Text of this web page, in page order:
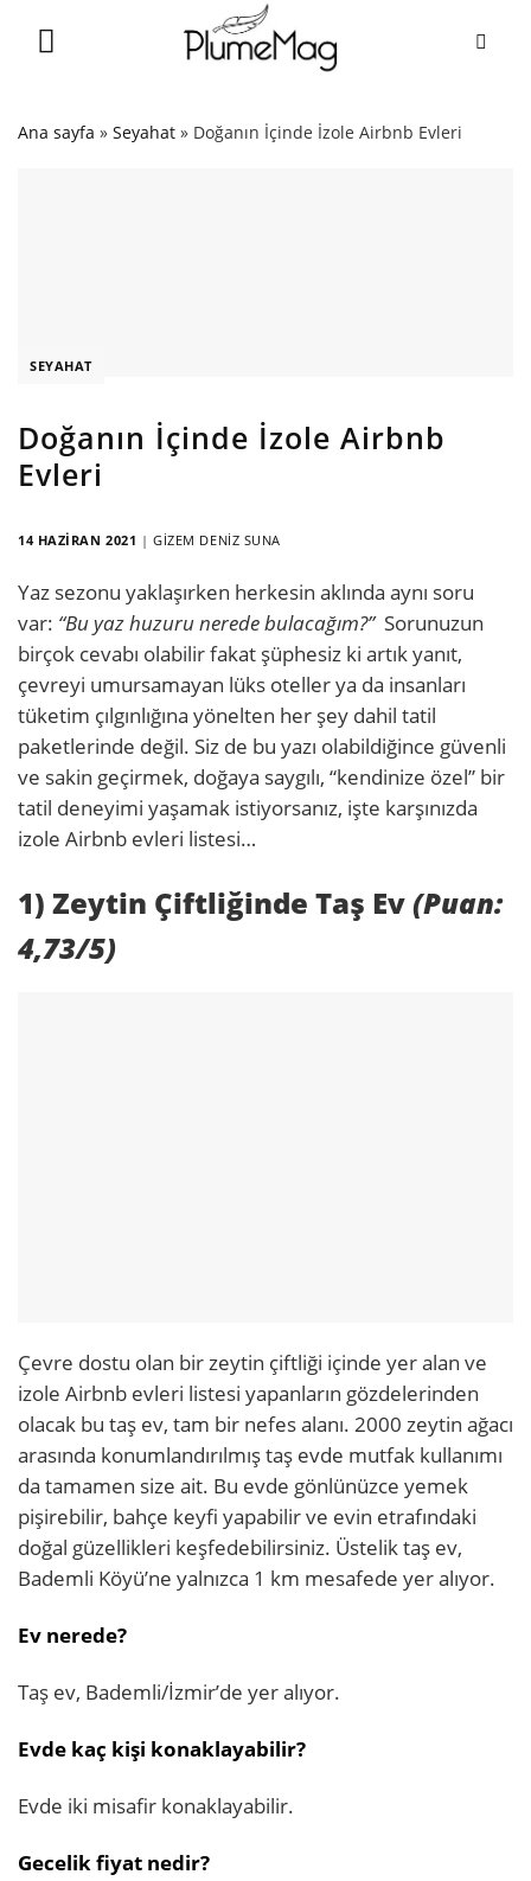
Ana sayfa » Seyahat » Doğanın İçinde İzole Airbnb Evleri
SEYAHAT
Doğanın İçinde İzole Airbnb
Evleri
14 HAZIRAN 2021 |GIZEM DENIZ SUNA
Yaz sezonu yaklaşırken herkesin aklında aynı soru
var: “Bu yaz huzuru nerede bulacağım?”Sorunuzun
birçok cevabı olabilir fakat şüphesiz ki artık yanıt,
çevreyi umursamayan lüks oteller ya da insanları
tüketim çılgınlığına yönelten her şey dahil tatil
paketlerinde değil. Siz de bu yazı olabildiğince güvenli
ve sakin geçirmek, doğaya saygılı, “kendinize özel” bir
tatil deneyimi yaşamak istiyorsanız, işte karşınızda
izole Airbnb evleri listesi…
1) Zeytin Çiftliğinde Taş Ev(Puan:
4,73/5)
Çevre dostu olan bir zeytin çiftliği içinde yer alan ve
izole Airbnb evleri listesi yapanların gözdelerinden
olacak bu taş ev, tam bir nefes alanı. 2000 zeytin ağacı
arasında konumlandırılmış taş evde mutfak kullanımı
da tamamen size ait. Bu evde gönlünüzce yemek
pişirebilir, bahçe keyfi yapabilir ve evin etrafındaki
doğal güzellikleri keşfedebilirsiniz. Üstelik taş ev,
Bademli Köyü’ne yalnızca 1 km mesafede yer alıyor.
Ev nerede?
Taş ev, Bademli/İzmir’de yer alıyor.
Evde kaç kişi konaklayabilir?
Evde iki misafir konaklayabilir.
Gecelik fiyat nedir?